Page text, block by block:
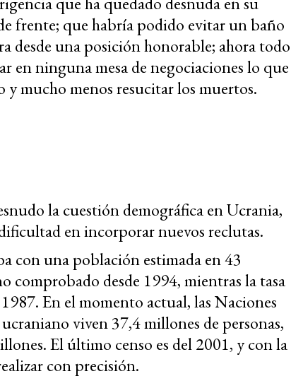
frente; que habría podido evitar un baño
desde una posición honorable; ahora todo
en ninguna mesa de negociaciones lo que
y mucho menos resucitar los muertos.
la cuestión demográfica en Ucrania,
en incorporar nuevos reclutas.
con una población estimada en 43
comprobado desde 1994, mientras la tasa
En el momento actual, las Naciones
viven 37,4 millones de personas,
El último censo es del 2001, y con la
con precisión.